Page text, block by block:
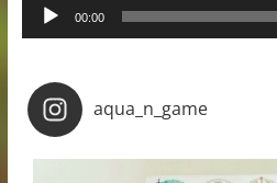
00:00
aqua_n_game